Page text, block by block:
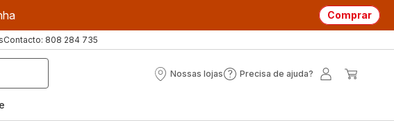
Comprar
Contacto: 808 284 735
Nossas lojas
Nossas
Precisa de ajuda?
Precisa